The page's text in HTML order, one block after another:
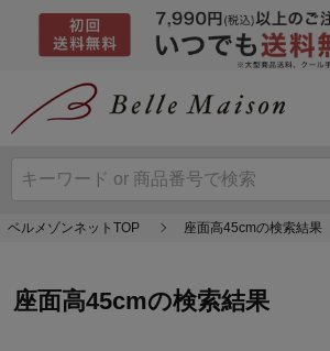
ベルメゾンネットTOP 座面高45cmの検索結果
座面高45cmの検索結果